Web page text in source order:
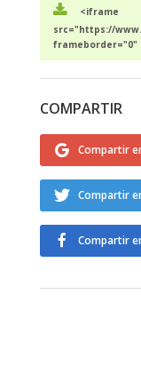
<iframe
src="https://
frameborder="0"
COMPARTIR
Compartir
Compartir
Compartir